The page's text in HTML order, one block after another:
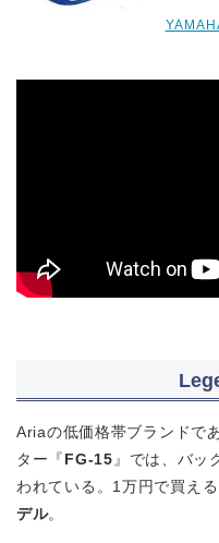
Ariaの低価格帯ブランドで
ター『FG-15 』では、バッ
われている。1万円で買える
デル。